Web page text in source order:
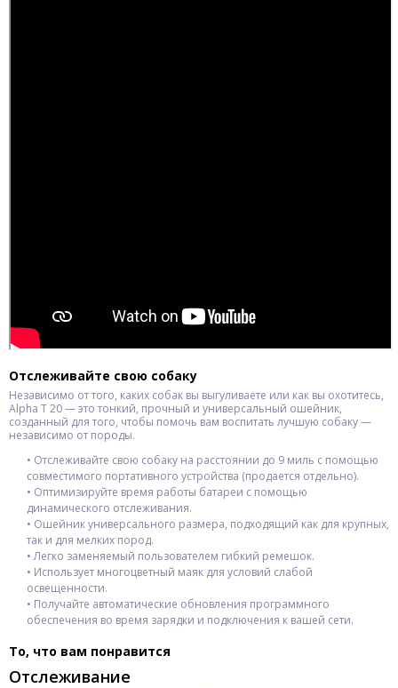
Отслеживайте свою собаку
Независимо от того, каких собак вы выгуливаете или как вы охотитесь,
Alpha T 20 — это тонкий, прочный и универсальный ошейник,
созданный для того, чтобы помочь вам воспитать лучшую собаку —
независимо от породы.
• Отслеживайте свою собаку на расстоянии до 9 миль с помощью
совместимого портативного устройства (продается отдельно).
• Оптимизируйте время работы батареи с помощью
динамического отслеживания.
• Ошейник универсального размера, подходящий как для крупных,
так и для мелких пород.
• Легко заменяемый пользователем гибкий ремешок.
• Использует многоцветный маяк для условий слабой
освещенности.
• Получайте автоматические обновления программного
обеспечения во время зарядки и подключения к вашей сети.
То, что вам понравится
Отслеживание